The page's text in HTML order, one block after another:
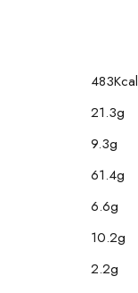
483Kcal
21.3g
9.3g
61.4g
6.6g
10.2g
2.2g